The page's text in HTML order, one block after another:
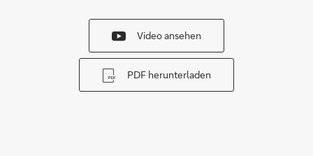
Video ansehen
PDF herunterladen